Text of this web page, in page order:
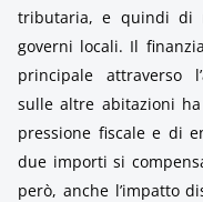
tributaria, e quindi di
governi locali. Il
principale attraverso
sulle altre abitazioni
pressione fiscale e di
due importi si
però, anche l’impatto